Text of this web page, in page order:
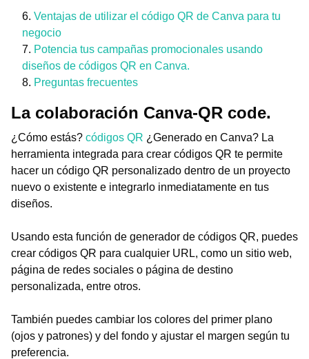
Ventajas de utilizar el código QR de Canva para tu
negocio
Potencia tus campañas promocionales usando
diseños de códigos QR en Canva.
Preguntas frecuentes
La colaboración Canva-QR code.
¿Cómo estás? códigos QR ¿Generado en Canva? La
herramienta integrada para crear códigos QR te permite
hacer un código QR personalizado dentro de un proyecto
nuevo o existente e integrarlo inmediatamente en tus
diseños.
Usando esta función de generador de códigos QR, puedes
crear códigos QR para cualquier URL, como un sitio web,
página de redes sociales o página de destino
personalizada, entre otros.
También puedes cambiar los colores del primer plano
(ojos y patrones) y del fondo y ajustar el margen según tu
preferencia.